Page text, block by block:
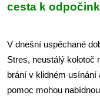
cesta k
V dnešní uspěchané
Stres, neustálý kolotoč
brání v klidném
pomoc mohou